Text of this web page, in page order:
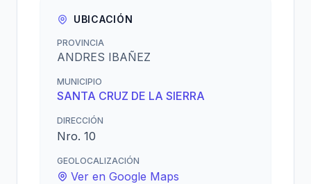
UBICACIÓN
PROVINCIA
ANDRES IBAÑEZ
MUNICIPIO
SANTA CRUZ DE LA SIERRA
DIRECCIÓN
Nro. 10
GEOLOCALIZACIÓN
Ver en Google Maps